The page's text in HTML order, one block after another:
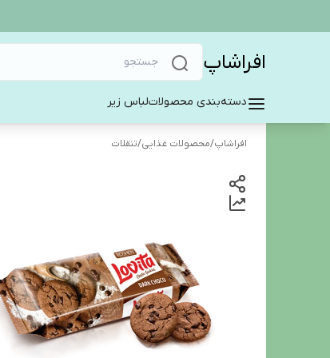
افراشاپ
دسته‌بندی محصولاتلباس زیر
افراشاپ/محصولات غذایی/تنقلات